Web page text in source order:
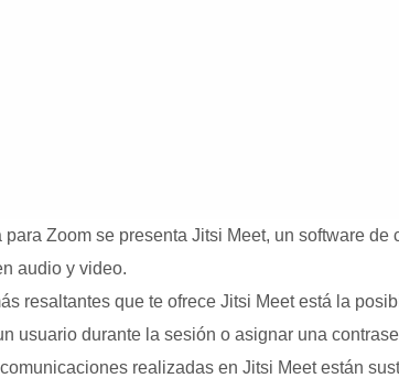
Zoom se presenta Jitsi Meet, un software
audio y video.
resaltantes que te ofrece Jitsi Meet está la
usuario durante la sesión o asignar una
realizadas en Jitsi Meet están